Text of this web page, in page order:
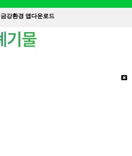
금강환경 앱다운로드